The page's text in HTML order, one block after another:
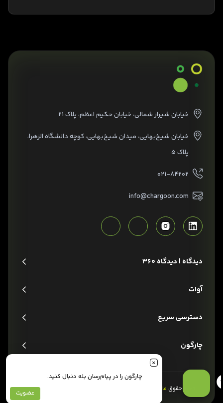
خیابان شیراز شمالی، خیابان حکیم اعظم، پلاک ۲۱
خیابان شیخ‌بهایی، میدان شیخ‌بهایی، کوچه دانشگاه الزهرا،
پلاک ۵
۰۲۱-۸۴۲۰۲
info@chargoon.com
دیدگاه | دیدگاه 360
آوات
دسترسی سریع
چارگون
تمام حقوق مادی و معنوی است.
چارگون را در پیام‌رسان بله دنبال کنید.
عضویت